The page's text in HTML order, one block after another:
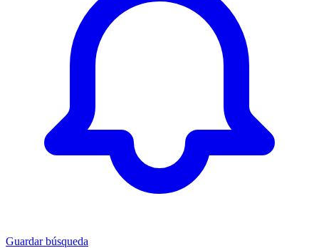
Guardar búsqueda